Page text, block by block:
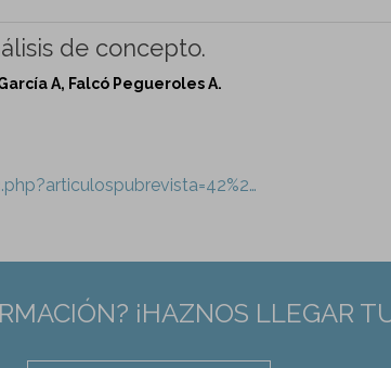
de concepto.
A, Falcó Pegueroles A.
¡HAZNOS LLEGAR